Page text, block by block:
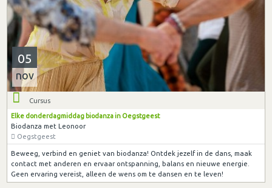
05
nov
Cursus
Elke donderdagmiddag biodanza in Oegstgeest
Biodanza met Leonoor
Oegstgeest
Beweeg, verbind en geniet van biodanza! Ontdek jezelf in de dans, maak
contact met anderen en ervaar ontspanning, balans en nieuwe energie.
Geen ervaring vereist, alleen de wens om te dansen en te leven!